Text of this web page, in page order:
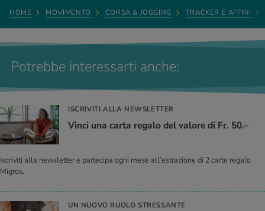
HOME MOVIMENTO CORSA & JOGGING TRACKER E AFFINI
Potrebbe interessarti anche:
ISCRIVITI ALLA NEWSLETTER
Vinci una carta regalo del valore di Fr. 50.–
Iscriviti alla newsletter e partecipa ogni mese all’estrazione di 2 carte regalo
Migros.
UN NUOVO RUOLO STRESSANTE